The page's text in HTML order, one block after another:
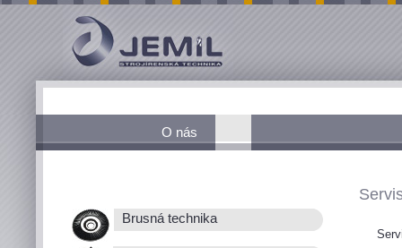
O nás
Brusná technika